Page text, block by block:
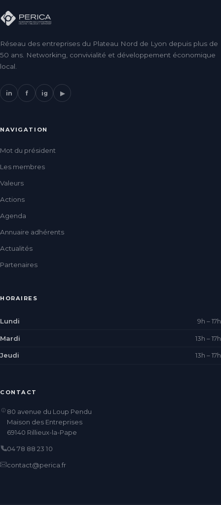
Réseau des entreprises du Plateau Nord de Lyon depuis plus de
50 ans. Networking, convivialité et développement économique
local.
in f ig ▶
NAVIGATION
Mot du président
Les membres
Valeurs
Actions
Agenda
Annuaire adhérents
Actualités
Partenaires
HORAIRES
Lundi 9h – 17h
Mardi 13h – 17h
Jeudi 13h – 17h
CONTACT
80 avenue du Loup Pendu
Maison des Entreprises
69140 Rillieux-la-Pape
04 78 88 23 10
contact@perica.fr